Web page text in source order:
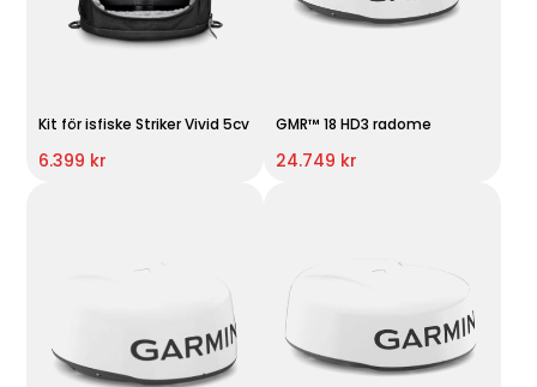
Kit för isfiske Striker Vivid 5cv
6.399 kr
GMR™ 18 HD3 radome
24.749 kr